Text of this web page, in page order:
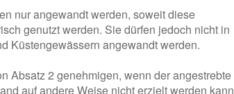
nur angewandt werden, soweit diese
genutzt werden. Sie dürfen jedoch nicht in
Küstengewässern angewandt werden.
Absatz 2 genehmigen, wenn der angestrebte
auf andere Weise nicht erzielt werden kann